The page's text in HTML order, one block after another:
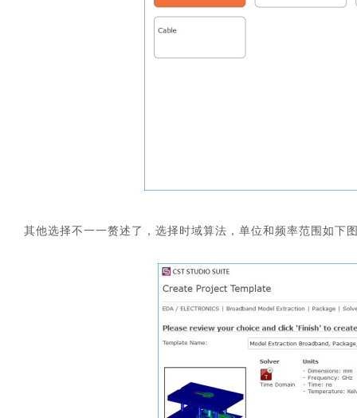
其他选择不一一赘述了，选择时域算法，单位和频率范围如下
风能电源